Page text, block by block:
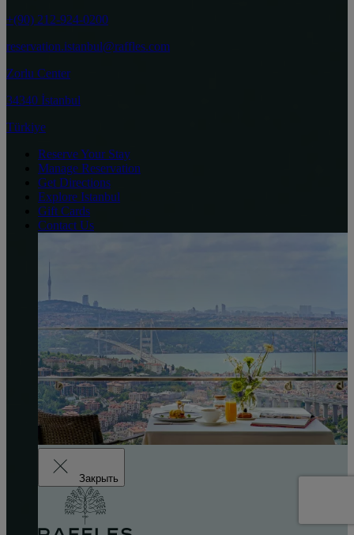
+(90) 212-924-0200
reservation.istanbul@raffles.com
Zorlu Center
34340 İstanbul
Türkiye
Reserve Your Stay
Manage Reservation
Get Directions
Explore Istanbul
Gift Cards
Contact Us
Закрыть